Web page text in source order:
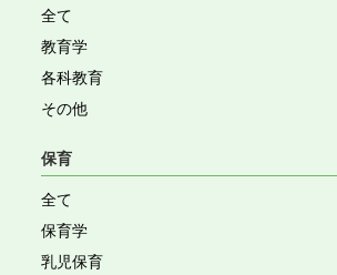
全て
教育学
各科教育
その他
保育
全て
保育学
乳児保育